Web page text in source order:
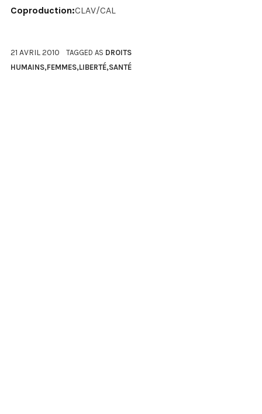
Coproduction:CLAV/CAL
21 AVRIL 2010 TAGGED AS DROITS
HUMAINS,FEMMES,LIBERTÉ,SANTÉ